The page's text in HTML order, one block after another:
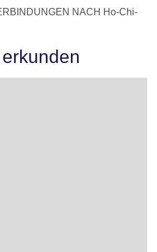
NACH Ho-Chi-